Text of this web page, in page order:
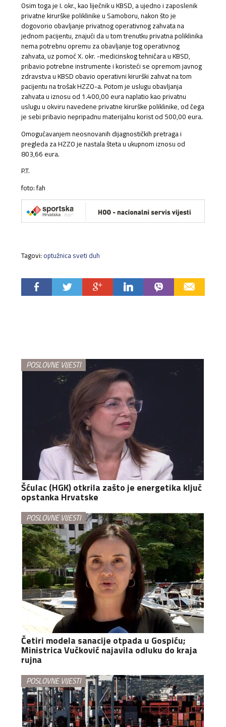
Osim toga je I. okr., kao liječnik u KBSD, a ujedno i zaposlenik
privatne kirurške poliklinike u Samoboru, nakon što je
dogovorio obavljanje privatnog operativnog zahvata na
jednom pacijentu, znajući da u tom trenutku privatna poliklinika
nema potrebnu opremu za obavljanje tog operativnog
zahvata, uz pomoć X. okr. -medicinskog tehničara u KBSD,
pribavio potrebne instrumente i koristeći se opremom javnog
zdravstva u KBSD obavio operativni kirurški zahvat na tom
pacijentu na trošak HZZO-a. Potom je uslugu obavljanja
zahvata u iznosu od 1.400,00 eura naplatio kao privatnu
uslugu u okviru navedene privatne kirurške poliklinike, od čega
je sebi pribavio nepripadnu materijalnu korist od 500,00 eura.
Omogućavanjem neosnovanih dijagnostičkih pretraga i
pregleda za HZZO je nastala šteta u ukupnom iznosu od
803,66 eura.
P.T.
foto: fah
Tagovi: optužnica sveti duh
POSLOVNE VIJESTI
Šćulac (HGK) otkrila zašto je energetika ključ
opstanka Hrvatske
POSLOVNE VIJESTI
Četiri modela sanacije otpada u Gospiću;
Ministrica Vučković najavila odluku do kraja
rujna
POSLOVNE VIJESTI